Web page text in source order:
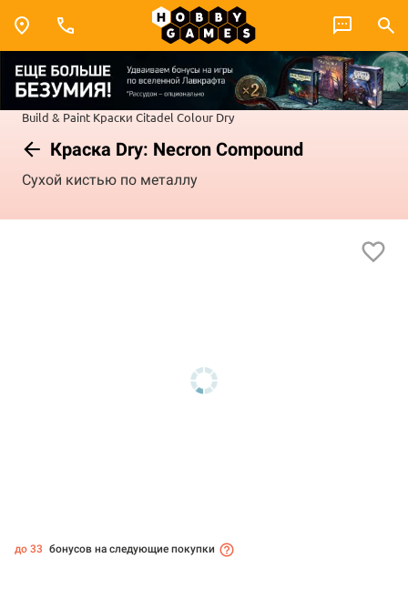
Build & Paint Краски Citadel Colour Dry
Краска Dry: Necron Compound
Сухой кистью по металлу
до 33 бонусов на следующие покупки